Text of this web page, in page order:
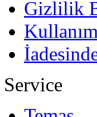
Gizlilik
Service